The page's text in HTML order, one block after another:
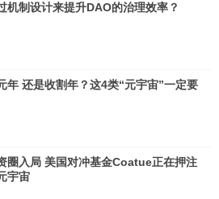
机制设计来提升DAO的治理效率？
年 还是收割年？这4类“元宇宙”一定要
圈入局 美国对冲基金Coatue正在押注
宇宙